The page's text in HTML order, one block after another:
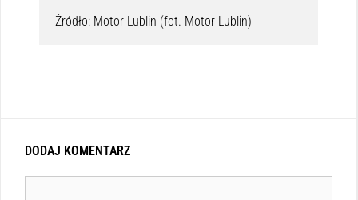
Źródło: Motor Lublin (fot. Motor Lublin)
DODAJ KOMENTARZ